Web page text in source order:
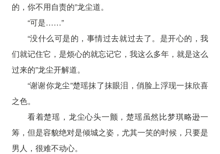
的，你不用自责的”龙尘道。
“可是……”
“没什么可是的，事情过去就过去了。是开心的，我
们就记住它，是烦心的就忘记它，我这么多年，就是这么
过来的”龙尘开解道。
“谢谢你龙尘”楚瑶抹了抹眼泪，俏脸上浮现一抹欣喜
之色。
看着楚瑶，龙尘心头一颤，楚瑶虽然比梦琪略逊一
筹，但是容貌绝对是倾城之姿，尤其一笑的时候，只要是
男人，很难不动心。